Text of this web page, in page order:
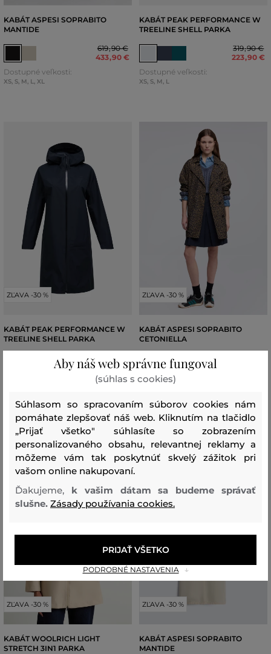
KABÁT ASPESI SOPRABITO
MANTIDE
619,90 €
433,90 €
Dostupné veľkosti:
XS, S, M, L, XL
KABÁT PEAK PERFORMANCE W
TREELINE SHELL PARKA
319,90 €
223,90 €
Dostupné veľkosti:
XS, S, M, L
ZĽAVA -30 %
KABÁT PEAK PERFORMANCE W
TREELINE SHELL PARKA
90 €
223,90 €
ZĽAVA -30 %
KABÁT ASPESI SOPRABITO
CETONIELLA
Dostupné veľkosti:
ZĽAVA -30 %
KABÁT WOOLRICH LIGHT
STRETCH 3IN1 PARKA
ZĽAVA -30 %
KABÁT ASPESI SOPRABITO
MANTIDE
Aby náš web správne fungoval
(súhlas s cookies)
Súhlasom so spracovaním súborov cookies nám
pomáhate zlepšovať náš web. Kliknutím na tlačidlo
„Prijať všetko" súhlasíte so zobrazením
personalizovaného obsahu, relevantnej reklamy a
môžeme vám tak poskytnúť skvelý zážitok pri
vašom online nakupovaní.
Ďakujeme, k vašim dátam sa budeme správať
slušne. Zásady používania cookies.
PODROBNÉ NASTAVENIA
PRIJAŤ VŠETKO